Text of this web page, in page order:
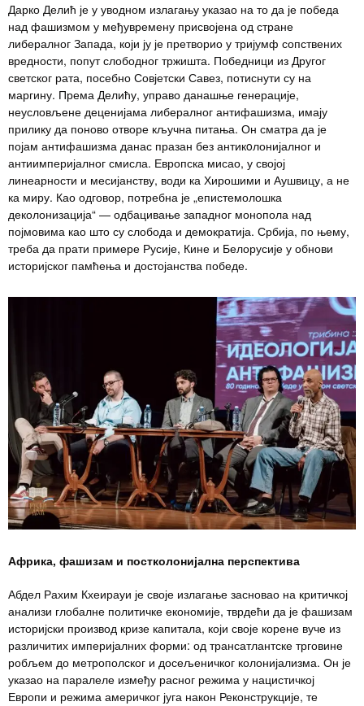
Дарко Делић је у уводном излагању указао на то да је победа
над фашизмом у међувремену присвојена од стране
либералног Запада, који ју је претворио у тријумф сопствених
вредности, попут слободног тржишта. Победници из Другог
светског рата, посебно Совјетски Савез, потиснути су на
маргину. Према Делићу, управо данашње генерације,
неусловљене деценијама либералног антифашизма, имају
прилику да поново отворе кључна питања. Он сматра да је
појам антифашизма данас празан без антикoлонијалног и
антиимперијалног смисла. Европска мисао, у својој
линеарности и месијанству, води ка Хирошими и Аушвицу, а не
ка миру. Као одговор, потребна је „епистемолошка
деколонизација“ — одбацивање западног монопола над
појмовима као што су слобода и демократија. Србија, по њему,
треба да прати примере Русије, Кине и Белорусије у обнови
историјског памћења и достојанства победе.
Африка, фашизам и постколонијална перспектива
Абдел Рахим Кхеирауи је своје излагање засновао на критичкој
анализи глобалне политичке економије, тврдећи да је фашизам
историјски производ кризе капитала, који своје корене вуче из
различитих империјалних форми: од трансатлантске трговине
робљем до метрополског и досељеничког колонијализма. Он је
указао на паралеле између расног режима у нацистичкој
Европи и режима америчког југа након Реконструкције, те